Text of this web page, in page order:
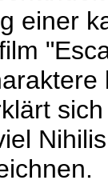
einer